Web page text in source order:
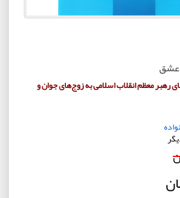
محصول
عشق
رهبر معظم انقلاب اسلامی به زوج‌های جوان و